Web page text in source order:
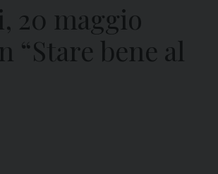
20 maggio
“Stare bene al